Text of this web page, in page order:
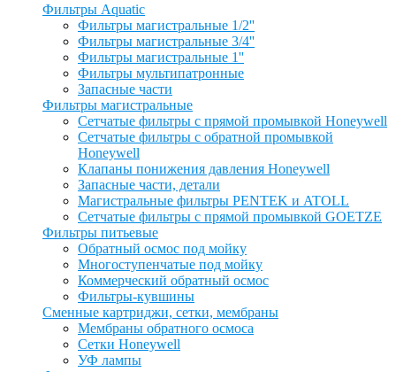
Фильтры Aquatic
Фильтры магистральные 1/2''
Фильтры магистральные 3/4''
Фильтры магистральные 1''
Фильтры мультипатронные
Запасные части
Фильтры магистральные
Сетчатые фильтры с прямой промывкой Honeywell
Сетчатые фильтры с обратной промывкой
Honeywell
Клапаны понижения давления Honeywell
Запасные части, детали
Магистральные фильтры PENTEK и ATOLL
Сетчатые фильтры с прямой промывкой GOETZE
Фильтры питьевые
Обратный осмос под мойку
Многоступенчатые под мойку
Коммерческий обратный осмос
Фильтры-кувшины
Сменные картриджи, сетки, мембраны
Мембраны обратного осмоса
Сетки Honeywell
УФ лампы